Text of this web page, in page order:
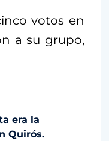
votos en
a su grupo,
era la
Quirós.